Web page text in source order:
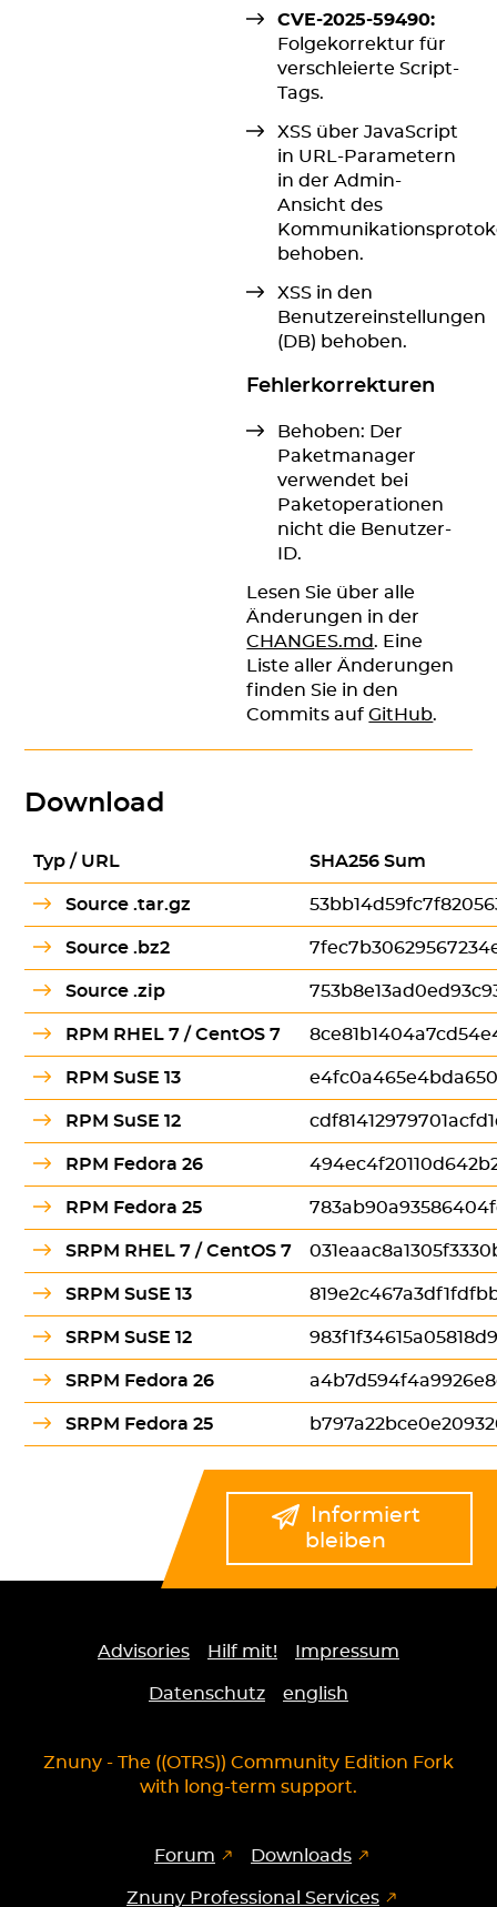
CVE-2025-59490:
Folgekorrektur für
verschleierte Script-
Tags.
XSS über JavaScript
in URL-Parametern
in der Admin-
Ansicht des
behoben.
XSS in den
Benutzereinstellungen
(DB) behoben.
Fehlerkorrekturen
Behoben: Der
Paketmanager
verwendet bei
Paketoperationen
nicht die Benutzer-
ID.
Lesen Sie über alle
Änderungen in der
CHANGES.md. Eine
Liste aller Änderungen
finden Sie in den
Commits aufGitHub.
Download
Typ / URL SHA256 Sum
Source .tar.gz
Source .bz2
Source .zip
RPM RHEL 7 / CentOS 7
RPM SuSE 13
RPM SuSE 12
RPM Fedora 26
RPM Fedora 25
SRPM RHEL 7 / CentOS 7
SRPM SuSE 13
SRPM SuSE 12
SRPM Fedora 26
SRPM Fedora 25
Informiert
bleiben
Advisories Hilf mit! Impressum
Datenschutz english
Znuny - The ((OTRS)) Community Edition Fork
with long-term support.
Forum Downloads
Znuny Professional Services